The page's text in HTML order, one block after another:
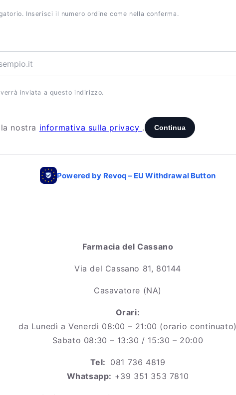
Farmacia del Cassano
Via del Cassano 81, 80144
Casavatore (NA)
Orari:
da Lunedì a Venerdì 08:00 – 21:00 (orario continuato)
Sabato 08:30 – 13:30 / 15:30 – 20:00
Tel: 081 736 4819
Whatsapp: +39 351 353 7810